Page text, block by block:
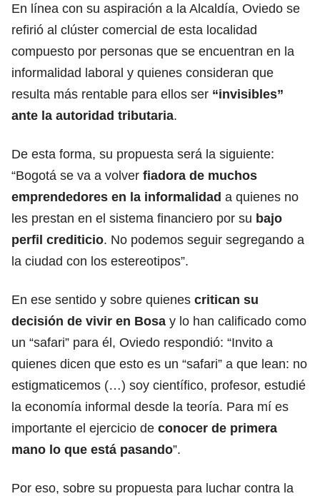
En línea con su aspiración a la Alcaldía, Oviedo se
refirió al clúster comercial de esta localidad
compuesto por personas que se encuentran en la
informalidad laboral y quienes consideran que
resulta más rentable para ellos ser “invisibles”
ante la autoridad tributaria.
De esta forma, su propuesta será la siguiente:
“Bogotá se va a volver fiadora de muchos
emprendedores en la informalidad a quienes no
les prestan en el sistema financiero por su bajo
perfil crediticio. No podemos seguir segregando a
la ciudad con los estereotipos”.
En ese sentido y sobre quienes critican su
decisión de vivir en Bosa y lo han calificado como
un “safari” para él, Oviedo respondió: “Invito a
quienes dicen que esto es un “safari” a que lean: no
estigmaticemos (…) soy científico, profesor, estudié
la economía informal desde la teoría. Para mí es
importante el ejercicio de conocer de primera
mano lo que está pasando”.
Por eso, sobre su propuesta para luchar contra la